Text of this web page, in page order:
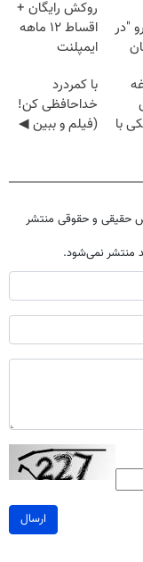
"در
روکش رایگان +
اقساط ۱۲ ماهه
ایمپلنت
با
با کمردرد
خداحافظی کن!
(فیلم و ببین ◀
حقیقی و حقوقی منتشر
منتشر نمی‌شود.
ارسال